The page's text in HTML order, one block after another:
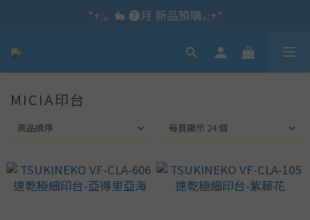
*+:｡\new / !🌌 官網消費滿千折百~RUN~:+*
*+:｡  🐇 ❼月 新品預購｡:+*
*+:｡     ❼月活動公告｡:+*
*+:｡\new / !🌌 官網消費滿千折百~RUN~:+*
MICIA印台
商品排序 每頁顯示 24 個